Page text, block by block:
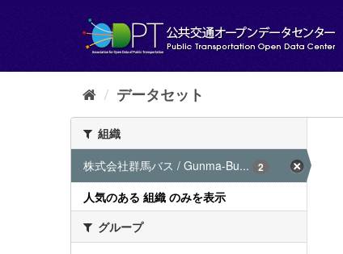
し
データセット
組織
株式会社群馬バス / Gunma-Bu...
2
人気のある 組織 のみを表示
グループ